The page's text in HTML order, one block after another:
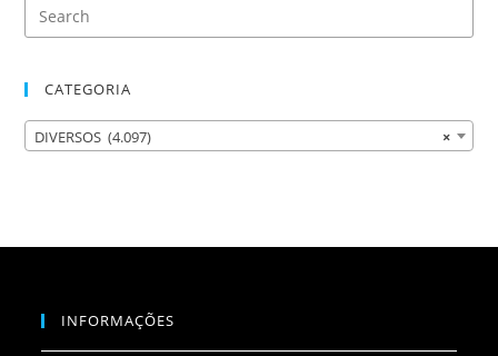
CATEGORIA
×
DIVERSOS (4.097)
INFORMAÇÕES